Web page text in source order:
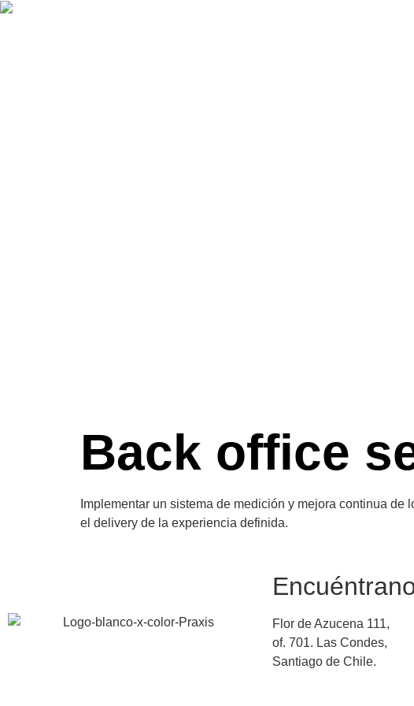
Back office
Implementar un sistema de medición y mejora continua
el delivery de la experiencia definida.
Flor de Azucena 111,
of. 701. Las Condes,
Santiago de Chile.